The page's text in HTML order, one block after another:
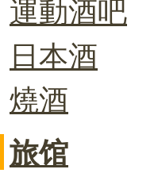
運動酒吧
日本酒
燒酒
旅馆